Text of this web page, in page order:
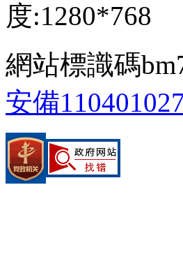
度:1280*768
網站標識碼
安備